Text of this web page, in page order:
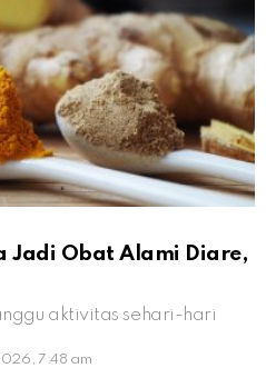
Jadi Obat Alami Diare,
aktivitas sehari-hari
7:48 am